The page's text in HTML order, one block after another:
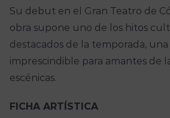
Su debut en el Gran Teatro de
obra supone uno de los hitos
destacados de la temporada, una
imprescindible para amantes de
escénicas.
FICHA ARTÍSTICA